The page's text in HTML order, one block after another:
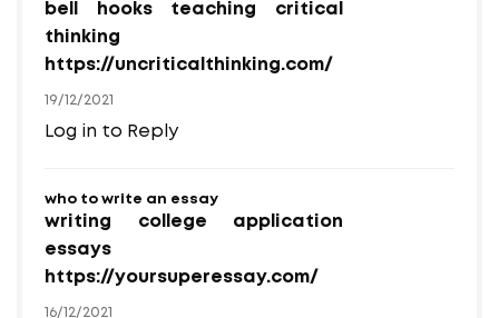
bell hooks teaching critical
thinking
https://uncriticalthinking.com/
19/12/2021
Log in to Reply
who to write an essay
writing college application
essays
https://yoursuperessay.com/
16/12/2021